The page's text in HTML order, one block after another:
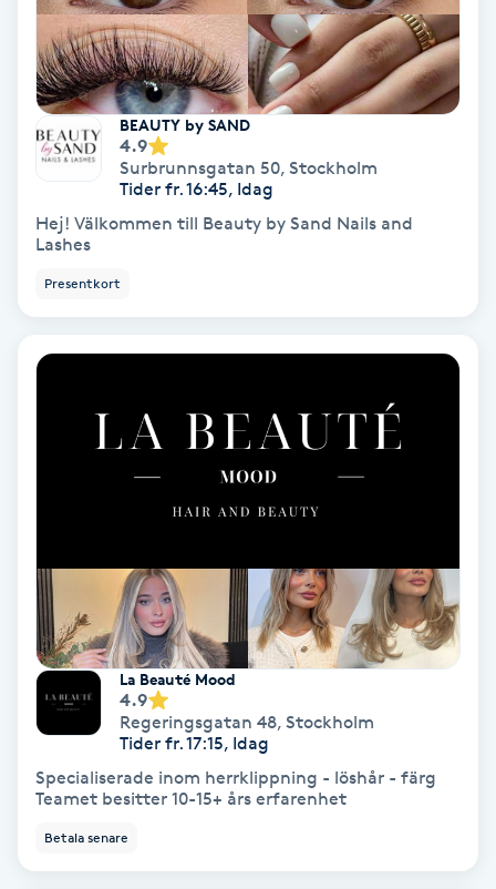
Vampyrbehandling
Vaxning
Vaxning brasiliansk
Veterinär
Vinyasa Yoga
Volymfransar
Yin Yoga
Yoga
Yoga Nidra
Zonterapi
BEAUTY by SAND
4.9
Surbrunnsgatan 50, Stockholm
Tider fr. 16:45, Idag
Hej! Välkommen till Beauty by Sand Nails and
Lashes
Presentkort
La Beauté Mood
4.9
Regeringsgatan 48, Stockholm
Tider fr. 17:15, Idag
Specialiserade inom herrklippning - löshår - färg
Teamet besitter 10-15+ års erfarenhet
Betala senare